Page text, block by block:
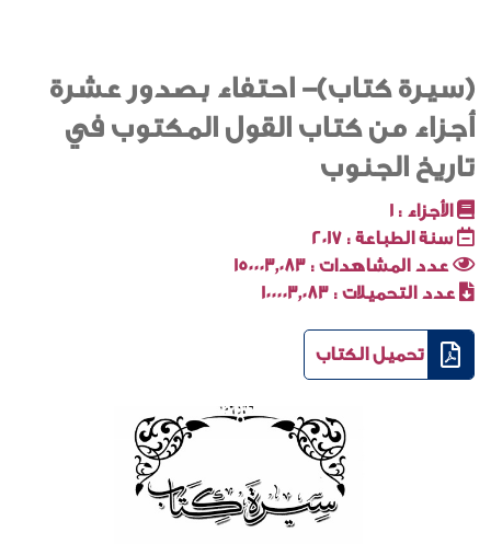
(سيرة كتاب)- احتفاء بصدور عشرة
أجزاء من كتاب القول المكتوب في
تاريخ الجنوب
الأجزاء : 1
سنة الطباعة : 2017
عدد المشاهدات : 150003٬083
عدد التحميلات : 100003٬083
تحميل الكتاب